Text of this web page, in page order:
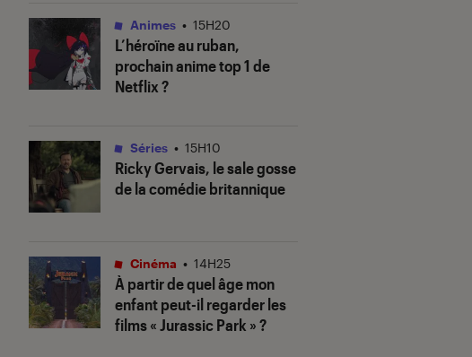
L’héroïne au ruban,
prochain anime top 1 de
Netflix ?
Animes • 15H20
Ricky Gervais, le sale gosse
de la comédie britannique
Séries • 15H10
À partir de quel âge mon
enfant peut-il regarder les
films « Jurassic Park » ?
Cinéma • 14H25